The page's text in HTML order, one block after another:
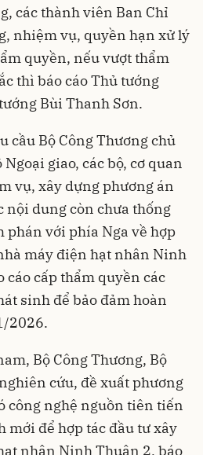
các thành viên Ban Chỉ
nhiệm vụ, quyền hạn xử lý
quyền, nếu vượt thẩm
thì báo cáo Thủ tướng
Bùi Thanh Sơn.
cầu Bộ Công Thương chủ
giao, các bộ, cơ quan
vụ, xây dựng phương án
nội dung còn chưa thống
phán với phía Nga về hợp
máy điện hạt nhân Ninh
cấp thẩm quyền các
sinh để bảo đảm hoàn
2026.
Bộ Công Thương, Bộ
cứu, đề xuất phương
công nghệ nguồn tiên tiến
để hợp tác đầu tư xây
nhân Ninh Thuận 2, báo